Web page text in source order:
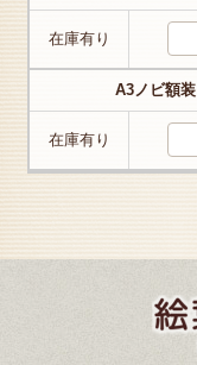
在庫有り
A3ノビ額装
在庫有り